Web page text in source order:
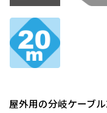
屋外用の分岐ケーブル